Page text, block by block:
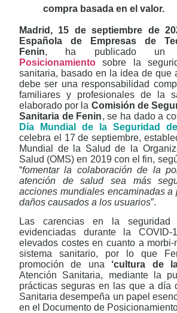
compra basada en el valor.
Madrid, 15 de septiembre de
Española de Empresas de
Fenin, ha publicado
Posicionamientosobre la
sanitaria, basado en la idea de que
debe ser una responsabilidad
familiares y profesionales de la
elaborado por la Comisión de
Sanitaria de Fenin, se ha dado a
Día Mundial de la Seguridad
celebra el 17 de septiembre,
Mundial de la Salud de la
Salud (OMS) en 2019 con el fin,
“fomentar la colaboración de la
atención de salud sea más
acciones mundiales encaminadas a
daños causados a los usuarios”.
Las carencias en la seguridad
evidenciadas durante la
elevados costes en cuanto a morbi-
sistema sanitario, por lo que
promoción de una ‘cultura de
Atención Sanitaria, mediante la
prácticas seguras en las que a día
Sanitaria desempeña un papel
en el Documento de